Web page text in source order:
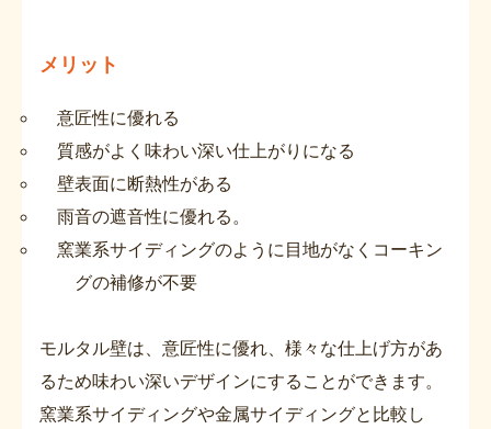
メリット
意匠性に優れる
質感がよく味わい深い仕上がりになる
壁表面に断熱性がある
雨音の遮音性に優れる。
窯業系サイディングのように目地がなくコーキン
グの補修が不要
モルタル壁は、意匠性に優れ、様々な仕上げ方があ
るため味わい深いデザインにすることができます。
窯業系サイディングや金属サイディングと比較し